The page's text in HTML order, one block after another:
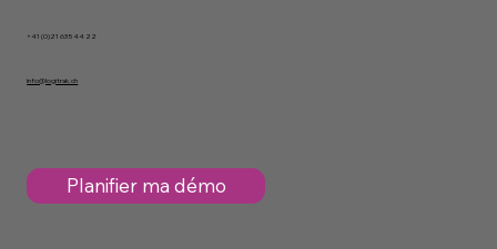
+41 (0)21 635 44 22
info@logitrak.ch
Planifier ma démo